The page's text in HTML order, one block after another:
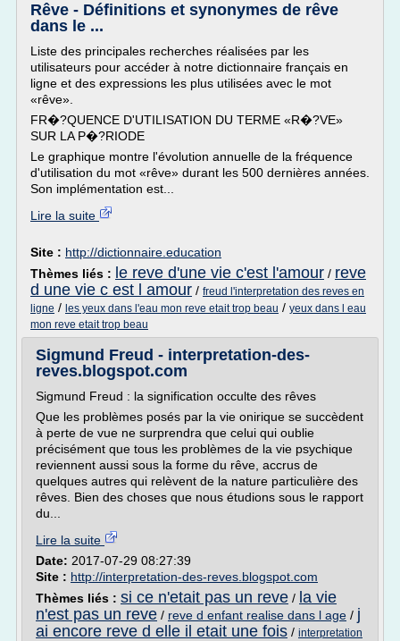
Rêve - Définitions et synonymes de rêve
dans le ...
Liste des principales recherches réalisées par les
utilisateurs pour accéder à notre dictionnaire français en
ligne et des expressions les plus utilisées avec le mot
«rêve».
FR�?QUENCE D'UTILISATION DU TERME «R�?VE»
SUR LA P�?RIODE
Le graphique montre l'évolution annuelle de la fréquence
d'utilisation du mot «rêve» durant les 500 dernières années.
Son implémentation est...
Lire la suite
Site : http://dictionnaire.education
Thèmes liés : le reve d'une vie c'est l'amour / reve
d une vie c est l amour / freud l'interpretation des reves en
ligne / les yeux dans l'eau mon reve etait trop beau / yeux dans l eau
mon reve etait trop beau
Sigmund Freud - interpretation-des-
reves.blogspot.com
Sigmund Freud : la signification occulte des rêves
Que les problèmes posés par la vie onirique se succèdent
à perte de vue ne surprendra que celui qui oublie
précisément que tous les problèmes de la vie psychique
reviennent aussi sous la forme du rêve, accrus de
quelques autres qui relèvent de la nature particulière des
rêves. Bien des choses que nous étudions sous le rapport
du...
Lire la suite
Date: 2017-07-29 08:27:39
Site : http://interpretation-des-reves.blogspot.com
Thèmes liés : si ce n'etait pas un reve / la vie
n'est pas un reve / reve d enfant realise dans l age / j
ai encore reve d elle il etait une fois / interpretation